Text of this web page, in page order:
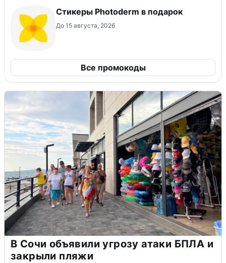
Стикеры Photoderm в подарок
До 15 августа, 2026
Все промокоды
В Сочи объявили угрозу атаки БПЛА и
закрыли пляжи